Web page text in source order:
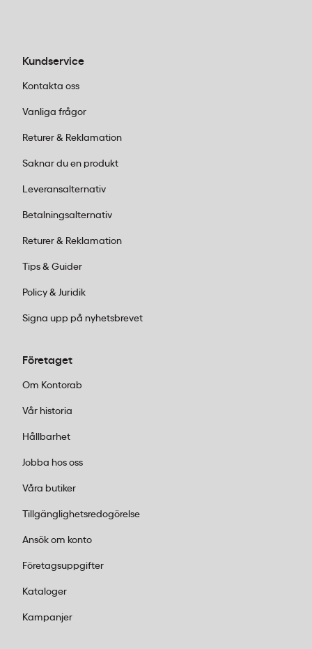
räddningstjänst, olje- och gasindustri samt
tillverkningsindustrin. Handsken passar arbeten där
Kundservice
Kontakta oss
Vanliga frågor
Returer & Reklamation
Saknar du en produkt
Leveransalternativ
Betalningsalternativ
Returer & Reklamation
Tips & Guider
Policy & Juridik
Signa upp på nyhetsbrevet
Företaget
Om Kontorab
Vår historia
Hållbarhet
Jobba hos oss
Våra butiker
Tillgänglighetsredogörelse
Ansök om konto
Företagsuppgifter
Kataloger
Kampanjer